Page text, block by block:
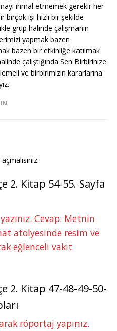
ihmal etmemek gerekir her
birçok işi hızlı bir şekilde
grup halinde çalışmanın
yapmak bazen
bazen bir etkinliğe katılmak
çalıştığında Sen Birbirinize
ve birbirimizin kararlarına
.
2. Kitap 54-55. Sayfa
Cevap: Metnin
atölyesinde resim ve
eğlenceli vakit
2. Kitap 47-48-49-50-
röportaj yapınız.